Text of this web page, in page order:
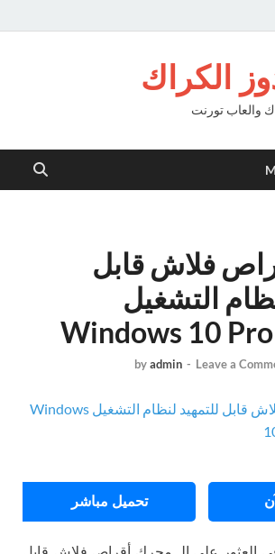
والعاب تورنت
فلاش قابل
التشغيل
Windows 10
byadmin - Leave a
تحميل مباشر